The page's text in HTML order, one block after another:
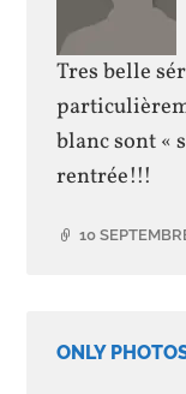
Tres belle
blanc sont «
rentrée!!!
10
ONLY